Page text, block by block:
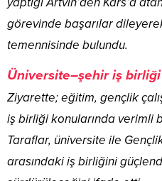
görevinde başarılar
temennisinde bulundu.
Üniversite–şehir iş
Ziyarette; eğitim, gençlik
iş birliği konularında verimli
Taraflar, üniversite ile
arasındaki iş birliğini